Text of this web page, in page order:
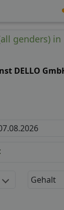
genders) in
DELLO
Gehalt